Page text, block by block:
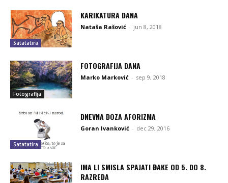
Satatatira
KARIKATURA DANA
Nataša Rašović - jun 8, 2018
Fotografija
FOTOGRAFIJA DANA
Marko Marković - sep 9, 2018
Satatatira
DNEVNA DOZA AFORIZMA
Goran Ivanković - dec 29, 2016
IMA LI SMISLA SPAJATI ĐAKE OD 5. DO 8.
RAZREDA